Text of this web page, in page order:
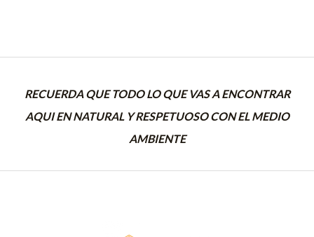
RECUERDA QUE TODO LO QUE VAS A ENCONTRAR
AQUI EN NATURAL Y RESPETUOSO CON EL MEDIO
AMBIENTE